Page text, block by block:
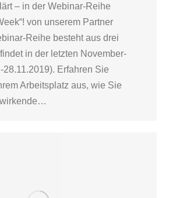
– in der Webinar-Reihe
von unserem Partner
Reihe besteht aus drei
in der letzten November-
28.11.2019). Erfahren Sie
Arbeitsplatz aus, wie Sie